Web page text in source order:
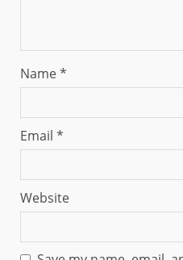
Name*
Email *
Website